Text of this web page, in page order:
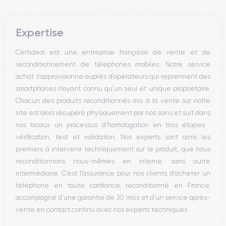
Haut parleur
Bouton Home
Bluetooth
WiFi
Réseau
Vibreur
Prise USB
Expertise
Certideal est une entreprise française de vente et de
reconditionnement de téléphones mobiles. Notre service
achat s’approvisionne auprès d’opérateurs qui reprennent des
smartphones n’ayant connu qu’un seul et unique propriétaire.
Chacun des produits reconditionnés mis à la vente sur notre
site est alors récupéré physiquement par nos soins et suit dans
nos locaux un processus d’homologation en trois étapes :
vérification, test et validation. Nos experts sont ainsi les
premiers à intervenir techniquement sur le produit, que nous
reconditionnons nous-mêmes en interne, sans autre
intermédiaire. C’est l’assurance pour nos clients d’acheter un
téléphone en toute confiance, reconditionné en France,
accompagné d’une garantie de 30 mois et d’un service après-
vente en contact continu avec nos experts techniques.